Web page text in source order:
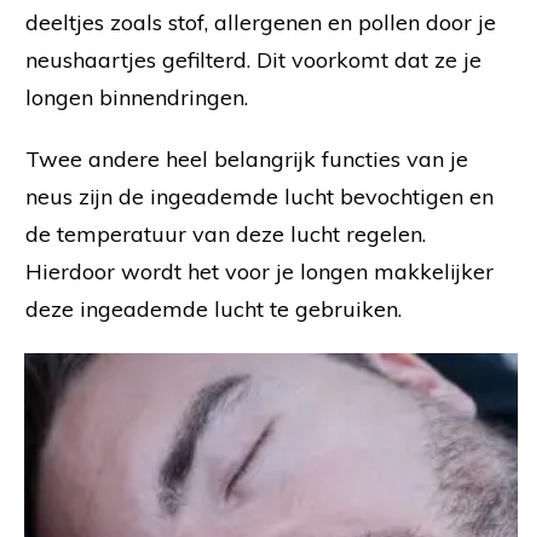
deeltjes zoals stof, allergenen en pollen door je
neushaartjes gefilterd. Dit voorkomt dat ze je
longen binnendringen.
Twee andere heel belangrijk functies van je
neus zijn de ingeademde lucht bevochtigen en
de temperatuur van deze lucht regelen.
Hierdoor wordt het voor je longen makkelijker
deze ingeademde lucht te gebruiken.